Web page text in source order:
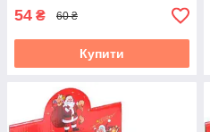
54 ₴ 60 ₴
Купити